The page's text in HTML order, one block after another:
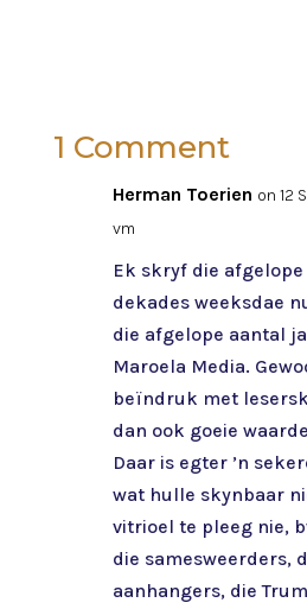
1 Comment
Herman Toerien on 12
vm
Ek skryf die afgelope
dekades weeksdae
die afgelope aantal
Maroela Media.
beïndruk met
dan ook goeie
Daar is egter ’n
wat hulle skynbaar
vitrioel te pleeg nie,
die samesweerders,
aanhangers, die